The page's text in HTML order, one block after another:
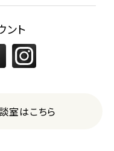
ント
室はこちら